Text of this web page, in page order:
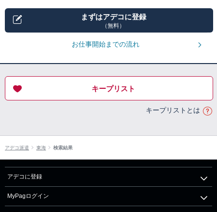
まずはアデコに登録
（無料）
お仕事開始までの流れ
キープリスト
キープリストとは
アデコ派遣 東海 検索結果
アデコに登録
MyPagログイン